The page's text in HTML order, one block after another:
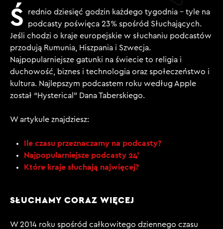
Ś
rednio dziesięć godzin każdego tygodnia – tyle na
podcasty poświęca 23% spośród Słuchających.
Jeśli chodzi o kraje europejskie w słuchaniu podcastów
przodują Rumunia, Hiszpania i Szwecja.
Najpopularniejsze gatunki na świecie to religia i
duchowość, biznes i technologia oraz społeczeństwo i
kultura. Najlepszym podcastem roku według Apple
został “Hysterical” Dana Taberskiego.
W artykule znajdziesz:
Ile czasu przeznaczamy na podcasty?
Najpopularniejsze podcasty 24′
Które kraje słuchają najwięcej?
SŁUCHAMY CORAZ WIĘCEJ
W 2014 roku spośród całkowitego dziennego czasu